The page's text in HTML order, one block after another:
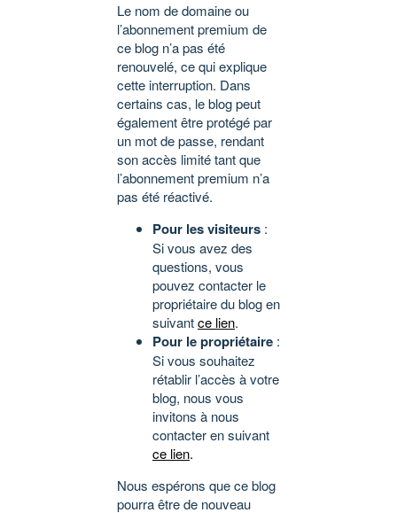
Le nom de domaine ou
l’abonnement premium de
ce blog n’a pas été
renouvelé, ce qui explique
cette interruption. Dans
certains cas, le blog peut
également être protégé par
un mot de passe, rendant
son accès limité tant que
l’abonnement premium n’a
pas été réactivé.
Pour les visiteurs :
Si vous avez des
questions, vous
pouvez contacter le
propriétaire du blog en
suivantce lien.
Pour le propriétaire :
Si vous souhaitez
rétablir l’accès à votre
blog, nous vous
invitons à nous
contacter en suivant
ce lien.
Nous espérons que ce blog
pourra être de nouveau